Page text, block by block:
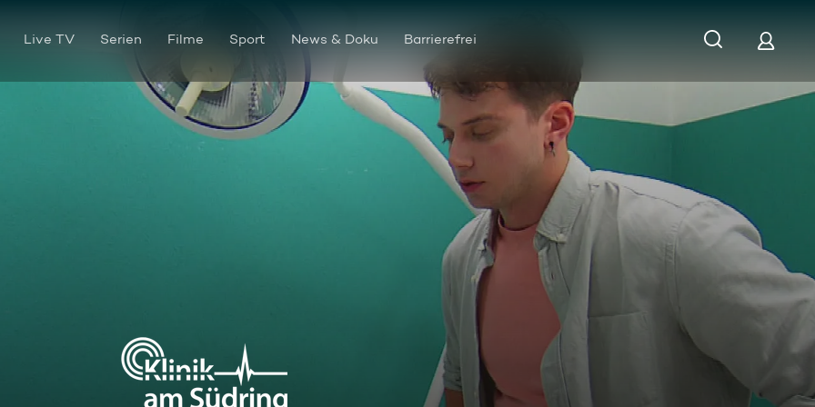
Live TV Serien Filme Sport News & Doku Barrierefrei